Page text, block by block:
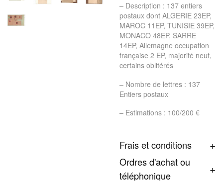
– Description : 137 entiers
postaux dont ALGERIE 23EP,
MAROC 11EP, TUNISIE 39EP,
MONACO 48EP, SARRE
14EP, Allemagne occupation
française 2 EP, majorité neuf,
certains oblitérés
– Nombre de lettres : 137
Entiers postaux
– Estimations : 100/200 €
Frais et conditions
Ordres d'achat ou
téléphonique